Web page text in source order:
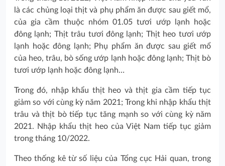
là các chủng loại thịt và phụ phẩm ăn được sau giết mổ,
của gia cầm thuộc nhóm 01.05 tươi ướp lạnh hoặc
đông lạnh; Thịt trâu tươi đông lạnh; Thịt heo tươi ướp
lạnh hoặc đông lạnh; Phụ phẩm ăn được sau giết mổ
của heo, trâu, bò sống ướp lạnh hoặc đông lạnh; Thịt bò
tươi ướp lạnh hoặc đông lạnh…
Trong đó, nhập khẩu thịt heo và thịt gia cầm tiếp tục
giảm so với cùng kỳ năm 2021; Trong khi nhập khẩu thịt
trâu và thịt bò tiếp tục tăng mạnh so với cùng kỳ năm
2021. Nhập khẩu thịt heo của Việt Nam tiếp tục giảm
trong tháng 10/2022.
Theo thống kê từ số liệu của Tổng cục Hải quan, trong